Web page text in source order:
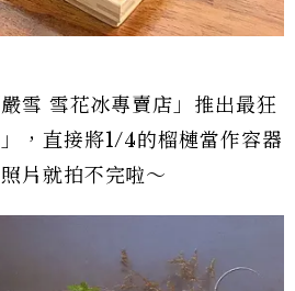
雪 雪花冰專賣店」推出最狂
，直接將1/4的榴槤當作容器
片就拍不完啦～